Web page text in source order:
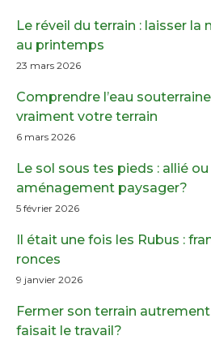
Le réveil du terrain : laisser la
au printemps
23 mars 2026
Comprendre l’eau
vraiment votre terrain
6 mars 2026
Le sol sous tes pieds : allié
aménagement paysager?
5 février 2026
Il était une fois les Rubus :
ronces
9 janvier 2026
Fermer son terrain
faisait le travail?